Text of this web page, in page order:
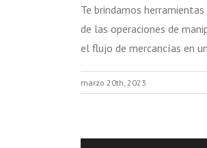
Te brindamos
de las operaciones de
el flujo de mercancías en
marzo 20th, 2023